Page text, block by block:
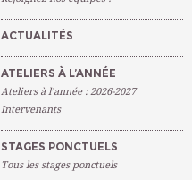
ACTUALITÉS
ATELIERS À L’ANNÉE
Ateliers à l’année : 2026-2027
Intervenants
STAGES PONCTUELS
Tous les stages ponctuels